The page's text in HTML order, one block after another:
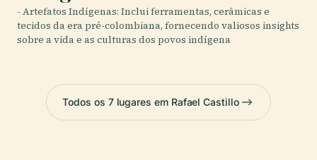
- Artefatos Indígenas: Inclui ferramentas, cerâmicas e
tecidos da era pré-colombiana, fornecendo valiosos insights
sobre a vida e as culturas dos povos indígena
Todos os 7 lugares em Rafael Castillo